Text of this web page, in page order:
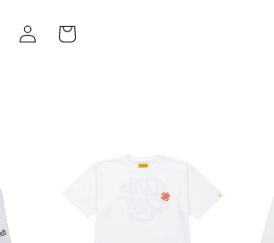
เข้าสู่
ระบบ
สินค้า